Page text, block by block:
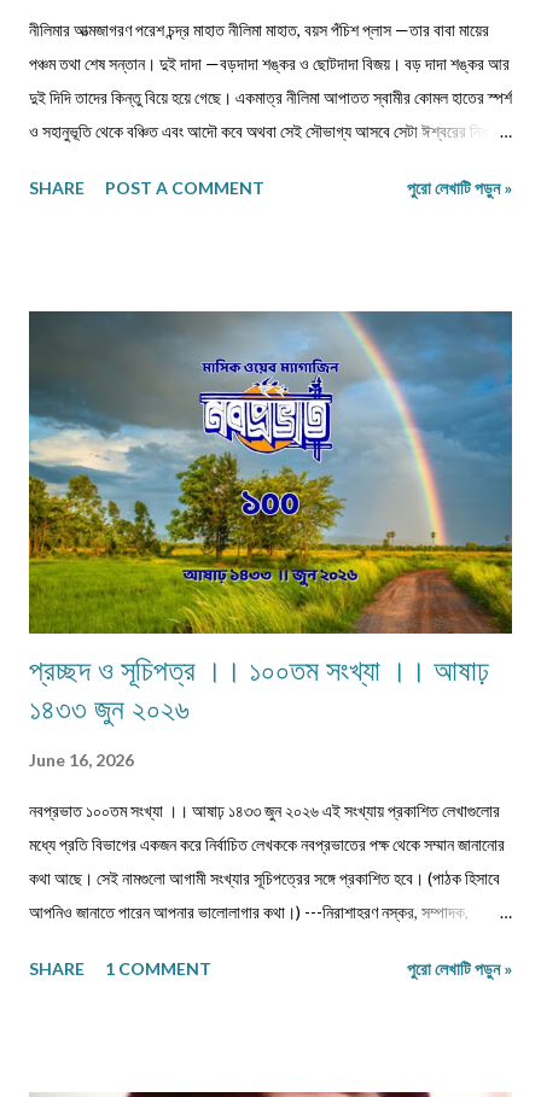
নীলিমার আত্মজাগরণ পরেশ চন্দ্র মাহাত নীলিমা মাহাত, বয়স পঁচিশ প্লাস —তার বাবা মায়ের
পঞ্চম তথা শেষ সন্তান। দুই দাদা —বড়দাদা শঙ্কর ও ছোটদাদা বিজয়। বড় দাদা শঙ্কর আর
দুই দিদি তাদের কিন্তু বিয়ে হয়ে গেছে। একমাত্র নীলিমা আপাতত স্বামীর কোমল হাতের স্পর্শ
ও সহানুভূতি থেকে বঞ্চিত এবং আদৌ কবে অথবা সেই সৌভাগ্য আসবে সেটা ঈশ্বরের নিকটই
তারও জীবনসঙ্গিনী জুটেনি। মোট সাতজন সদস্য নিয়ে গঠিত সংসার নীলিমাদের পরিবার।
পড়াশুনার প্রতি যথেষ্ট তৎপর ও সহানুভূতিশীল। তাদের পড়াশুনায় কোনো খামতি রাখেননি।
যথা সময়ে তাদেরকে বিদ্যালয়ের মুখ দেখিয়েছে – টিউশনের বন্দোবস্ত করেছে। তাদের জীবন
যাতে সুখকর হয় সেটাই প্রতিদিন ভগবানের কাছে প্রার্থনা করেছে। পাঁচ-পাঁচটি ছেলেমেয়ের
মধ্যে সবাইকে উচ্চশিক্ষিত করে তোলা একপ...
SHARE POST A COMMENT পুরো লেখাটি পড়ুন »
প্রচ্ছদ ও সূচিপত্র ।। ১০০তম সংখ্যা ।। আষাঢ়
১৪৩৩ জুন ২০২৬
June 16, 2026
নবপ্রভাত ১০০তম সংখ্যা ।। আষাঢ় ১৪৩৩ জুন ২০২৬ এই সংখ্যায় প্রকাশিত লেখাগুলোর
মধ্যে প্রতি বিভাগের একজন করে নির্বাচিত লেখককে নবপ্রভাতের পক্ষ থেকে সম্মান জানানোর
কথা আছে। সেই নামগুলো আগামী সংখ্যার সূচিপত্রের সঙ্গে প্রকাশিত হবে। (পাঠক হিসাবে
আপনিও জানাতে পারেন আপনার ভালোলাগার কথা।) ---নিরাশাহরণ নস্কর, সম্পাদক,
প্রবীণ জনগণ ।। শ্যামল হুদাতী একাকীত্বের ছাদ থেকে পতন : অনিক দত্ত ও মানুষের
SHARE 1 COMMENT পুরো লেখাটি পড়ুন »